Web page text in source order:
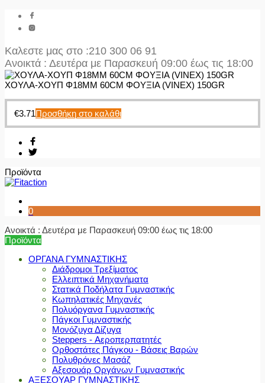
Καλεστε μας στο :210 300 06 91
Ανοικτά : Δευτέρα με Παρασκευή 09:00 έως τις 18:00
ΧΟΥΛΑ-ΧΟΥΠ Φ18MM 60CM ΦΟΥΞΙΑ (VINEX) 150GR
€3.71Προσθήκη στο καλάθι
Προϊόντα
0
Ανοικτά : Δευτέρα με Παρασκευή 09:00 έως τις 18:00
Προϊόντα
ΟΡΓΑΝΑ ΓΥΜΝΑΣΤΙΚΗΣ
Διάδρομοι Τρεξίματος
Ελλειπτικά Μηχανήματα
Στατικά Ποδήλατα Γυμναστικής
Κωπηλατικές Μηχανές
Πολυόργανα Γυμναστικής
Πάγκοι Γυμναστικής
Μονόζυγα Δίζυγα
Steppers - Αεροπερπατητές
Ορθοστάτες Πάγκου - Βάσεις Βαρών
Πολυθρόνες Μασάζ
Αξεσουάρ Οργάνων Γυμναστικής
ΑΞΕΣΟΥΑΡ ΓΥΜΝΑΣΤΙΚΗΣ